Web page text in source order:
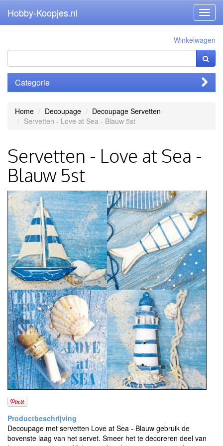
Hobby-Koopjes.nl
Winkelwagen
Categorie
Home Decoupage
Decoupage Servetten
Servetten - Love at Sea - Blauw 5st
Servetten - Love at Sea -
Blauw 5st
Decoupage met servetten Love at Sea - Blauw gebruik de
bovenste laag van het servet. Smeer het te decoreren deel van